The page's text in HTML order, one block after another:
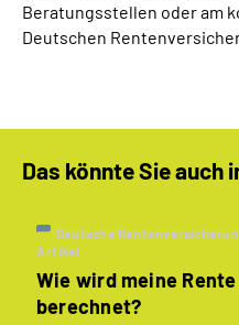
Beratungsstellen oder am
Deutschen
Das könnte Sie auch
Deutsche
Artikel
Wie wird meine Rente
berechnet?